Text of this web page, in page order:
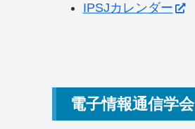
IPSJカレンダー
電子情報通信学会